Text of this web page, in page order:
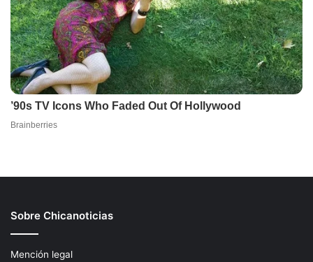
Sobre Chicanoticias
Mención legal